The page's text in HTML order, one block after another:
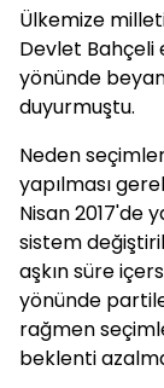
Ülkemize
Devlet Bahçeli
yönünde
duyurmuştu.
Neden
yapılması
Nisan 2017'de
sistem
aşkın süre
yönünde
rağmen
beklenti